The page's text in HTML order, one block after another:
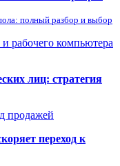
полный разбор и выбор
рабочего компьютера
лиц: стратегия
продажей
переход к